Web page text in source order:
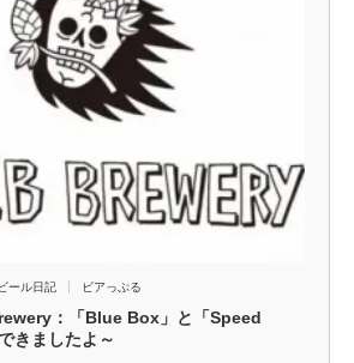
ール日記 ビアっぷる
：「Blue Box」と「Speed
きましたよ～